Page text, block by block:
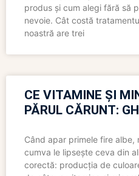
produs și cum alegi fără să
nevoie. Cât costă
noastră are trei
CE VITAMINE ȘI
PĂRUL CĂRUNT:
Când apar primele fire albe,
cumva le lipsește ceva din
corectă: producția de